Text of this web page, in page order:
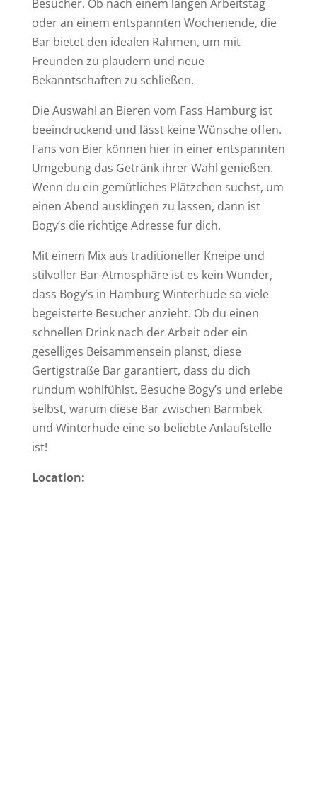
Besucher. Ob nach einem langen Arbeitstag
oder an einem entspannten Wochenende, die
Bar bietet den idealen Rahmen, um mit
Freunden zu plaudern und neue
Bekanntschaften zu schließen.
Die Auswahl an Bieren vom Fass Hamburg ist
beeindruckend und lässt keine Wünsche offen.
Fans von Bier können hier in einer entspannten
Umgebung das Getränk ihrer Wahl genießen.
Wenn du ein gemütliches Plätzchen suchst, um
einen Abend ausklingen zu lassen, dann ist
Bogy’s die richtige Adresse für dich.
Mit einem Mix aus traditioneller Kneipe und
stilvoller Bar-Atmosphäre ist es kein Wunder,
dass Bogy’s in Hamburg Winterhude so viele
begeisterte Besucher anzieht. Ob du einen
schnellen Drink nach der Arbeit oder ein
geselliges Beisammensein planst, diese
Gertigstraße Bar garantiert, dass du dich
rundum wohlfühlst. Besuche Bogy’s und erlebe
selbst, warum diese Bar zwischen Barmbek
und Winterhude eine so beliebte Anlaufstelle
ist!
Location: